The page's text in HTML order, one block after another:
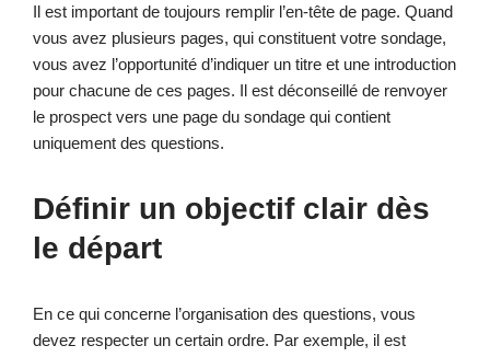
Il est important de toujours remplir l’en-tête de page. Quand
vous avez plusieurs pages, qui constituent votre sondage,
vous avez l’opportunité d’indiquer un titre et une introduction
pour chacune de ces pages. Il est déconseillé de renvoyer
le prospect vers une page du sondage qui contient
uniquement des questions.
Définir un objectif clair dès
le départ
En ce qui concerne l’organisation des questions, vous
devez respecter un certain ordre. Par exemple, il est